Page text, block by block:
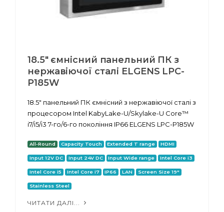
18.5" ємнісний панельний ПК з
нержавіючої сталі ELGENS LPC-
P185W
18.5" панельний ПК ємнісний з нержавіючої сталі з
процесором Intel KabyLake-U/Skylake-U Core™
i7/i5/i3 7-го/6-го покоління IP66 ELGENS LPC-P185W
All-Round Capacity Touch Extended T range HDMI
Input 12V DC Input 24V DC Input Wide range Intel Core i3
Intel Core i5 Intel Core i7 IP66 LAN Screen Size 19"
Stainless Steel
ЧИТАТИ ДАЛІ...